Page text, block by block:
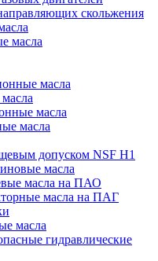
скольжения
масла
масла
масла
масла
допуском NSF H1
масла
масла на ПАО
масла на ПАГ
масла
гидравлические